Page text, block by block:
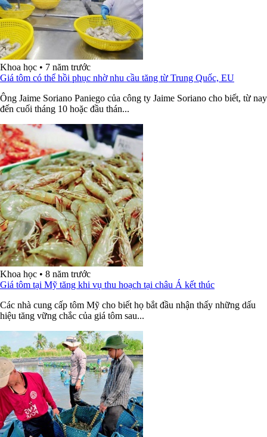
Khoa học • 7 năm trước
Giá tôm có thể hồi phục nhờ nhu cầu tăng từ Trung Quốc, EU
Ông Jaime Soriano Paniego của công ty Jaime Soriano cho biết, từ nay
đến cuối tháng 10 hoặc đầu thán...
Khoa học • 8 năm trước
Giá tôm tại Mỹ tăng khi vụ thu hoạch tại châu Á kết thúc
Các nhà cung cấp tôm Mỹ cho biết họ bắt đầu nhận thấy những dấu
hiệu tăng vững chắc của giá tôm sau...